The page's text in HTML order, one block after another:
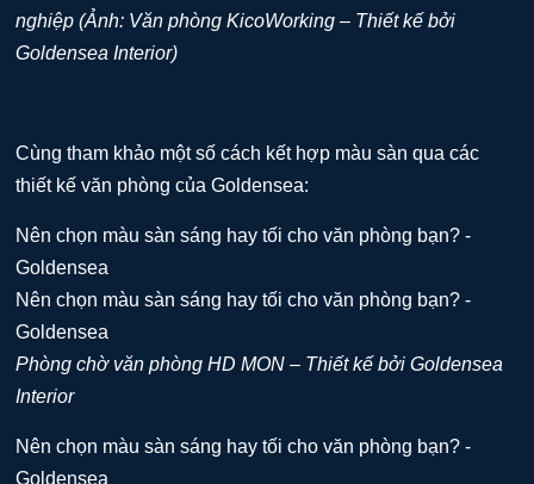
nghiệp (Ảnh: Văn phòng KicoWorking – Thiết kế bởi
Goldensea Interior)
Cùng tham khảo một số cách kết hợp màu sàn qua các
thiết kế văn phòng của Goldensea:
Phòng chờ văn phòng HD MON – Thiết kế bởi Goldensea
Interior